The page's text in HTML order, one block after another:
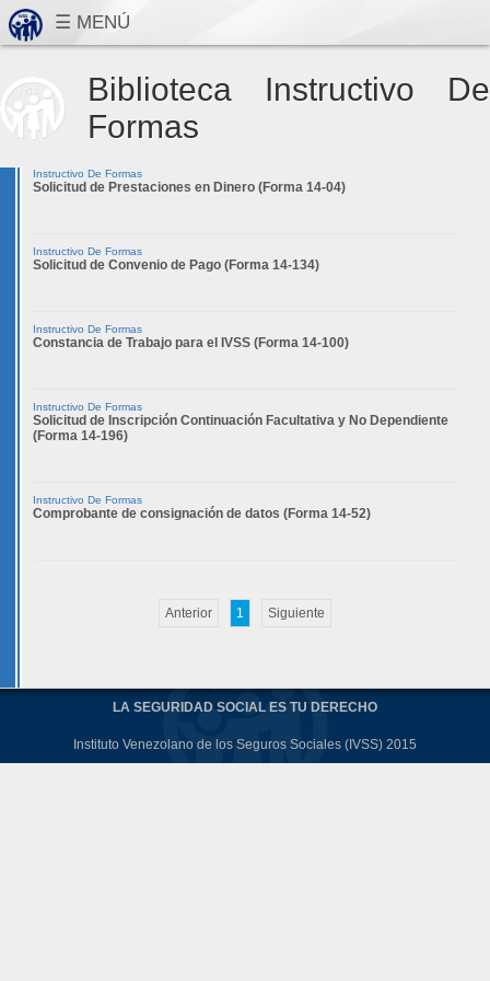
Biblioteca Instructivo De
Formas
Instructivo De Formas
Solicitud de Prestaciones en Dinero (Forma 14-04)
Instructivo De Formas
Solicitud de Convenio de Pago (Forma 14-134)
Instructivo De Formas
Constancia de Trabajo para el IVSS (Forma 14-100)
Instructivo De Formas
Solicitud de Inscripción Continuación Facultativa y No Dependiente
(Forma 14-196)
Instructivo De Formas
Comprobante de consignación de datos (Forma 14-52)
Anterior 1 Siguiente
LA SEGURIDAD SOCIAL ES TU DERECHO
Instituto Venezolano de los Seguros Sociales (IVSS) 2015